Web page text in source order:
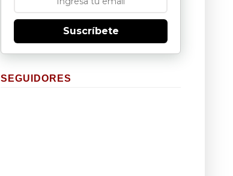
Suscríbete
SEGUIDORES